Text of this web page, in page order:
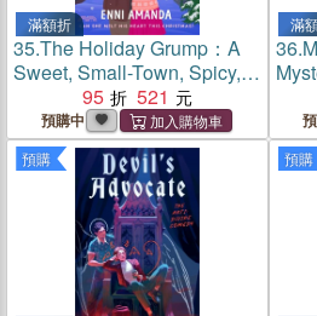
滿額折
35.The Holiday Grump：A
Sweet, Small-Town, Spicy,
festive Rom Com that will
melt your heart this winter!
95 521
預購中
滿
36.
預購 預購